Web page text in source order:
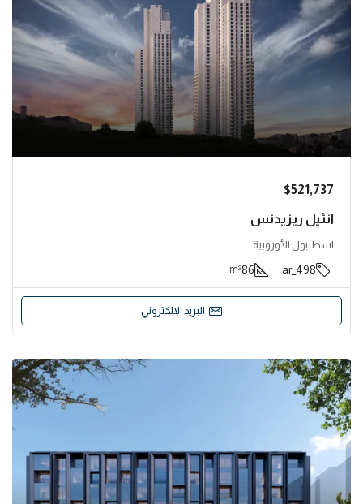
$521,737
انثيل ريزيدنس
اسطنبول الأوروبية
498_ar
86
m²
البريد الإلكتروني